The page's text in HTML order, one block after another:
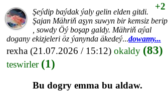
+2
Şeýdip baýdak ýaly gelin elden gitdi.
Şajan Mähriň aşyn suwyn bir kemsiz berip
, sowdy Öý boşap galdy. Mähriň aýal
dogany ekizjeleri öz ýanynda äkedeý...dowamy...
rexha (21.07.2026 / 15:12) okaldy (83)
teswirler (1)
Bu dogry emma bu aldaw.